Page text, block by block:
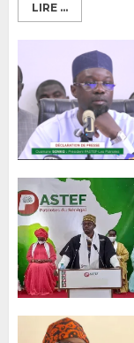
LIRE ...